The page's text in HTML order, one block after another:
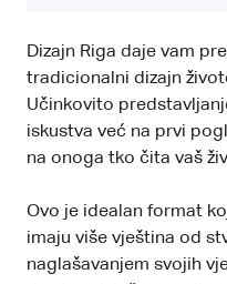
Dizajn Riga daje vam
tradicionalni dizajn
Učinkovito
iskustva već na prvi
na onoga tko čita vaš
Ovo je idealan format
imaju više vještina od
naglašavanjem svojih